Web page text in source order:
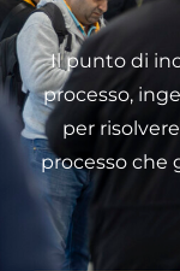
Il punto di
processo,
per
processo che